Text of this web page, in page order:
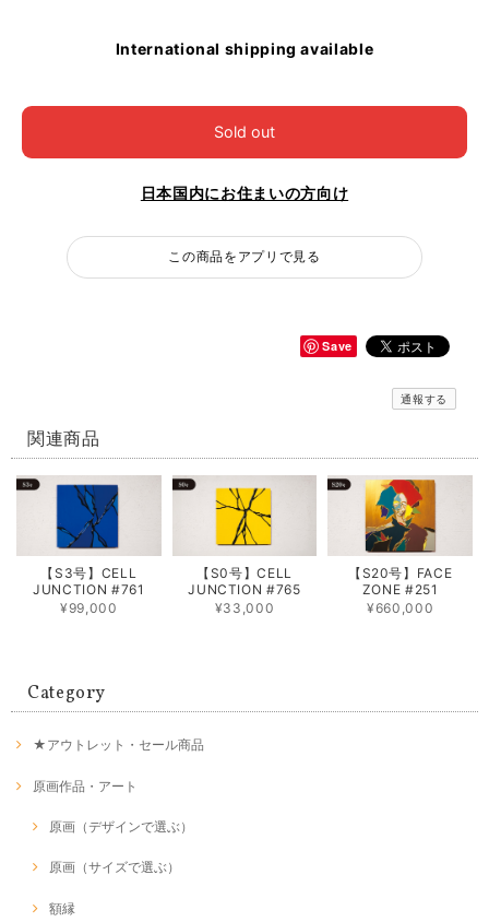
International shipping available
Sold out
日本国内にお住まいの方向け
この商品をアプリで見る
Save
通報する
関連商品
【S3号】CELL
JUNCTION #761
¥99,000
【S0号】CELL
JUNCTION #765
¥33,000
【S20号】FACE
ZONE #251
¥660,000
Category
★アウトレット・セール商品
原画作品・アート
原画（デザインで選ぶ）
原画（サイズで選ぶ）
額縁